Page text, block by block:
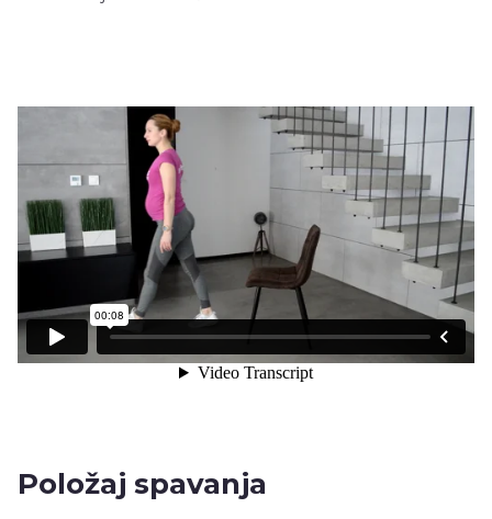
Položaj spavanja